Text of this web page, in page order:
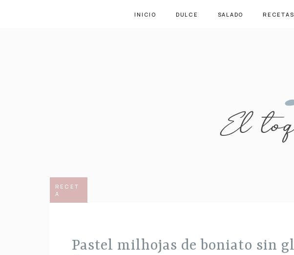
INICIO DULCE SALADO RECETAS
RECET
A
pastel milhojas de boniato sin gluten en freidora